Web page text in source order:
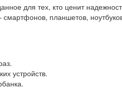
для тех, кто ценит
планшетов,
устройств.